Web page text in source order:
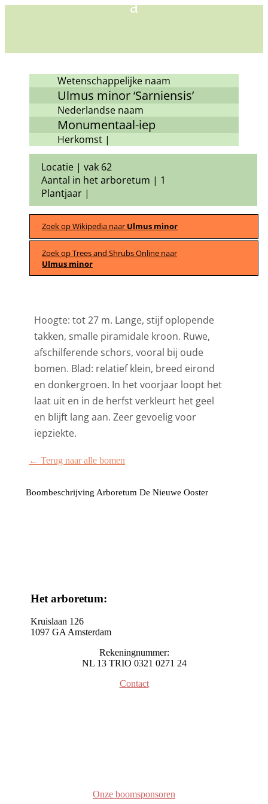
Wetenschappelijke naam
Ulmus minor ‘Sarniensis’
Nederlandse naam
Monumentaal-iep
Herkomst |
Locatie | vak 62
Aantal in het arboretum | 1
Plantjaar |
Zoek op Wikipedia naar Ulmus minor
Zoek op Trees and Shrubs Online naar
Ulmus minor
Hoogte: tot 27 m. Lange, stijf oplopende
takken, smalle piramidale kroon. Ruwe,
afschilferende schors, vooral bij oude
bomen. Blad: relatief klein, breed eirond
en donkergroen. In het voorjaar loopt het
laat uit en in de herfst verkleurt het geel
en blijft lang aan. Zeer gevoelig voor
iepziekte.
← Terug naar alle bomen
Boombeschrijving Arboretum De Nieuwe Ooster
Het arboretum:
Kruislaan 126
1097 GA Amsterdam
Rekeningnummer:
NL 13 TRIO 0321 0271 24
Contact
Onze boomsponsoren